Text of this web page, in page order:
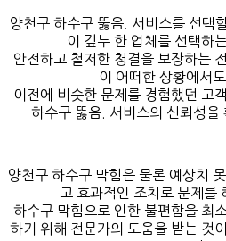
양천구 하수구 뚫음. 서비스를 선택
이 깊누 한 업체를 선택하
안전하고 철저한 청결을 보장하는
이 어떠한 상황에서
이전에 비슷한 문제를 경험했던 고
하수구 뚫음. 서비스의 신뢰성을
양천구 하수구 막힘은 물론 예상치
고 효과적인 조치로 문제를
하수구 막힘으로 인한 불편함을 최
하기 위해 전문가의 도움을 받는 것